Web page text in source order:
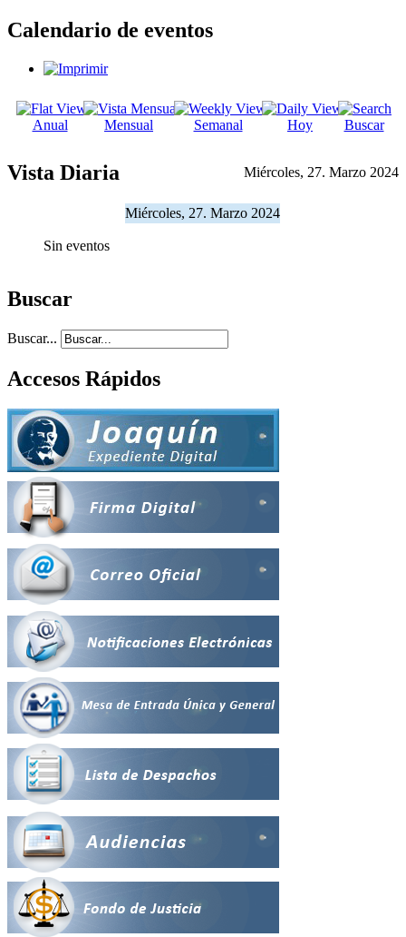
Calendario de eventos
Anual Mensual Semanal Hoy Buscar
Vista Diaria Miércoles, 27. Marzo 2024
Miércoles, 27. Marzo 2024
Sin eventos
Buscar
Buscar...
Accesos Rápidos